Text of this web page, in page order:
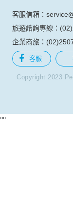
客服信箱：
旅遊諮詢專線：
企業商旅：
客服
Copyright 2023
""